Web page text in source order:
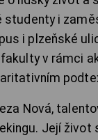
i
i plzeňské
v rámci
Nová,
Její život